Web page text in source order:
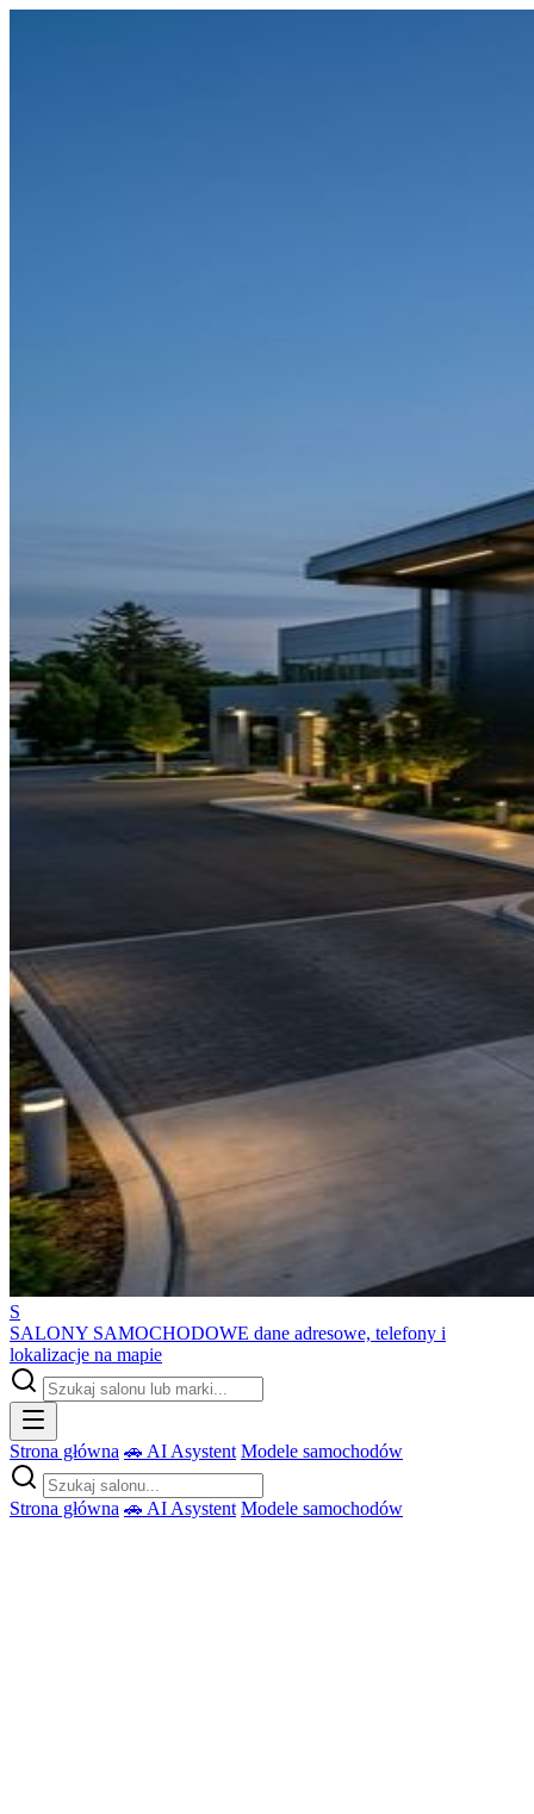
S
SALONY SAMOCHODOWE dane adresowe, telefony i
lokalizacje na mapie
Strona główna 🚗 AI Asystent Modele samochodów
Strona główna 🚗 AI Asystent Modele samochodów